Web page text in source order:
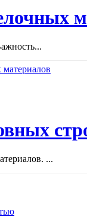
...